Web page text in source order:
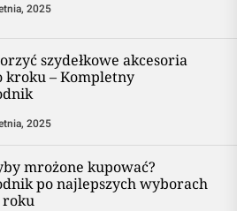
2025
szydełkowe akcesoria
kroku – Kompletny
2025
mrożone kupować?
po najlepszych wyborach
roku